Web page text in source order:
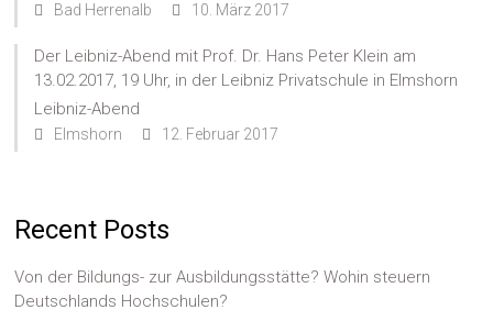
Bad Herrenalb 10. März 2017
Der Leibniz-Abend mit Prof. Dr. Hans Peter Klein am
13.02.2017, 19 Uhr, in der Leibniz Privatschule in Elmshorn
Leibniz-Abend
Elmshorn 12. Februar 2017
Recent Posts
Von der Bildungs- zur Ausbildungsstätte? Wohin steuern
Deutschlands Hochschulen?